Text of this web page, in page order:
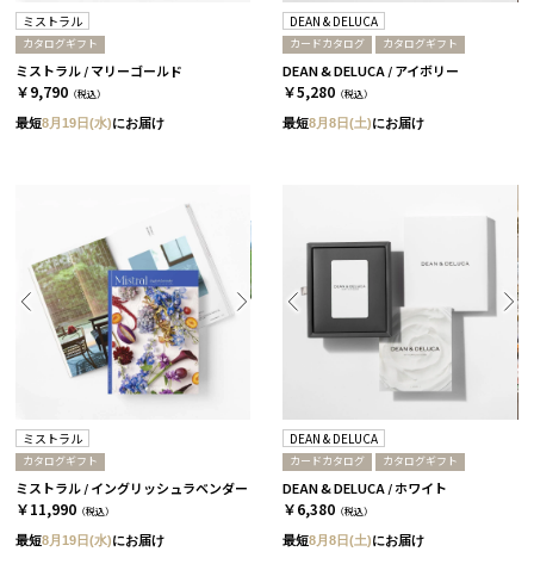
ミストラル
カタログギフト
ミストラル / マリーゴールド
￥9,790 （税込）
最短8月19日(水)にお届け
DEAN & DELUCA
カードカタログ カタログギフト
DEAN & DELUCA / アイボリー
￥5,280 （税込）
最短8月8日(土)にお届け
ミストラル
カタログギフト
ミストラル / イングリッシュラベンダー
￥11,990 （税込）
最短8月19日(水)にお届け
DEAN & DELUCA
カードカタログ カタログギフト
DEAN & DELUCA / ホワイト
￥6,380 （税込）
最短8月8日(土)にお届け